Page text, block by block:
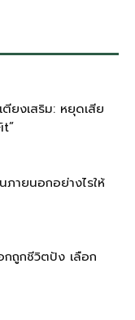
ยงเสริม: หยุดเสีย
ายนอกอย่างไรให้
กถูกชีวิตปัง เลือก